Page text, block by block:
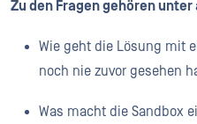
Zu den Fragen gehören
Wie geht die Lösung mit
noch nie zuvor gesehen
Was macht die Sandbox